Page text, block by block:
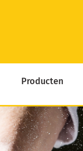
Producten